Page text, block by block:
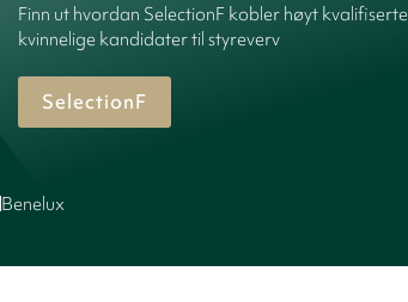
Finn ut hvordan SelectionF kobler høyt kvalifiserte
kvinnelige kandidater til styreverv
SelectionF
Benelux